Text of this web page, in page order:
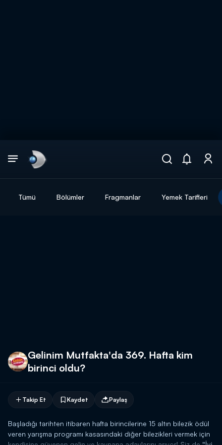
Tümü Bölümler Fragmanlar Yemek Tarifleri
Gelinim Mutfakta'da 369. Hafta kim
birinci oldu?
Takip Et Kaydet Paylaş
Başladığı tarihten itibaren hafta birincilerine 15 altın bilezik ödül
veren yarışma programı kasasındaki diğer bilezikleri vermek için